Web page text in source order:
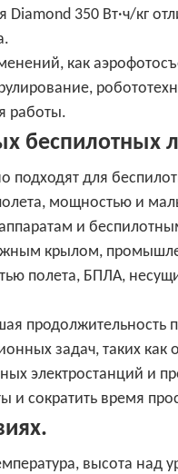
Diamond 350 Вт·ч/кг
как
работы.
беспилотных
подходят для
мощностью и
и
крылом,
полета, БПЛА,
продолжительность
задач, таких как
электростанций и
и сократить время
высота